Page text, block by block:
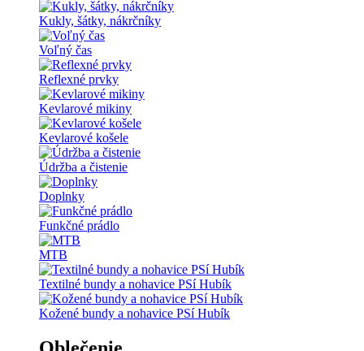
Kukly, šátky, nákrčníky
Voľný čas
Reflexné prvky
Kevlarové mikiny
Kevlarové košele
Údržba a čistenie
Doplnky
Funkčné prádlo
MTB
Textilné bundy a nohavice PSí Hubík
Kožené bundy a nohavice PSí Hubík